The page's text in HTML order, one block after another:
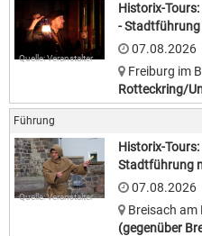
Quelle: Veranstalter
Historix-
-
07.08.2026
Freiburg im
Rotteckring/
Führung
Quelle: Veranstalter
Historix-
Stadtführung
07.08.2026
Breisach am
(gegenüber